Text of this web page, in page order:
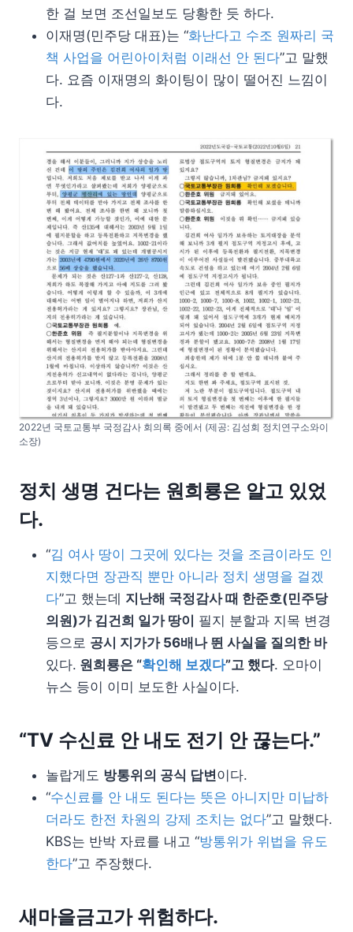
한 걸 보면 조선일보도 당황한 듯 하다.
이재명(민주당 대표)는 “화난다고 수조 원짜리 국
책 사업을 어린아이처럼 이래선 안 된다”고 말했
다. 요즘 이재명의 화이팅이 많이 떨어진 느낌이
다.
2022년 국토교통부 국정감사 회의록 중에서 (제공: 김성회 정치연구소와이
소장)
정치 생명 건다는 원희룡은 알고 있었
다.
“김 여사 땅이 그곳에 있다는 것을 조금이라도 인
지했다면 장관직 뿐만 아니라 정치 생명을 걸겠
다”고 했는데 지난해 국정감사 때 한준호(민주당
의원)가 김건희 일가 땅이 필지 분할과 지목 변경
등으로 공시 지가가 56배나 뛴 사실을 질의한 바
있다. 원희룡은 “확인해 보겠다”고 했다. 오마이
뉴스 등이 이미 보도한 사실이다.
“TV 수신료 안 내도 전기 안 끊는다.”
놀랍게도 방통위의 공식 답변이다.
“수신료를 안 내도 된다는 뜻은 아니지만 미납하
더라도 한전 차원의 강제 조치는 없다”고 말했다.
KBS는 반박 자료를 내고 “방통위가 위법을 유도
한다”고 주장했다.
새마을금고가 위험하다.